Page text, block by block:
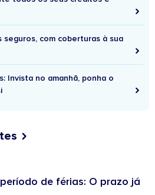
seguros, com coberturas à sua
Invista no amanhã, ponha o
de férias: O prazo já